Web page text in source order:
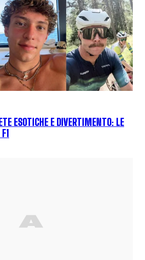
ESOTICHE E DIVERTIMENTO: LE